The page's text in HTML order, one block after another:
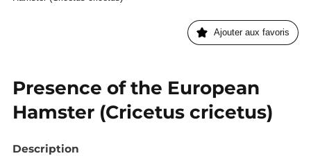
Ajouter aux favoris
Presence of the European
Hamster (Cricetus cricetus)
Description